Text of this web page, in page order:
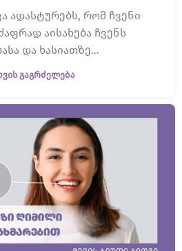
ადასტურებს, რომ ჩვენი
აისახება ჩვენს
და ხასიათზე…
ᲒᲐᲒᲠᲫᲔᲚᲔᲑᲐ